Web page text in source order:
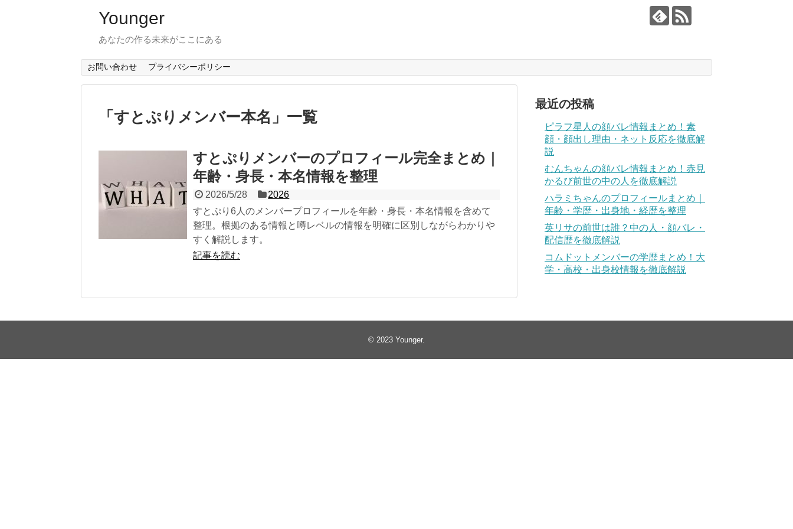
Younger
あなたの作る未来がここにある
お問い合わせ プライバシーポリシー
「 すとぷりメンバー本名 」 一覧
すとぷりメンバーのプロフィール完全まとめ｜
年齢・身長・本名情報を整理
2026/5/28
2026
すとぷり6人のメンバープロフィールを年齢・身長・本名情報を含めて
整理。根拠のある情報と噂レベルの情報を明確に区別しながらわかりや
すく解説します。
記事を読む
最近の投稿
ピラフ星人の顔バレ情報まとめ！素
顔・顔出し理由・ネット反応を徹底解
説
むんちゃんの顔バレ情報まとめ！赤見
かるび前世の中の人を徹底解説
ハラミちゃんのプロフィールまとめ｜
年齢・学歴・出身地・経歴を整理
英リサの前世は誰？中の人・顔バレ・
配信歴を徹底解説
コムドットメンバーの学歴まとめ！大
学・高校・出身校情報を徹底解説
© 2023 Younger.